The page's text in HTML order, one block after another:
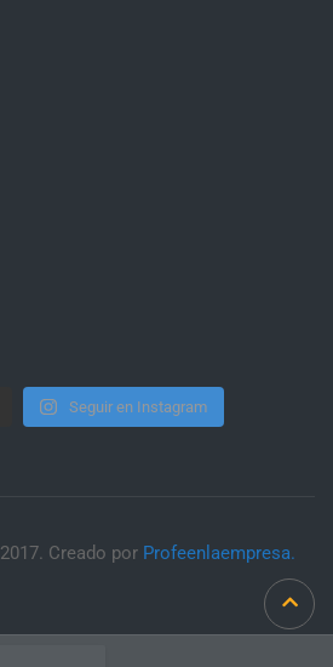
Seguir en Instagram
2017. Creado por Profeenlaempresa.